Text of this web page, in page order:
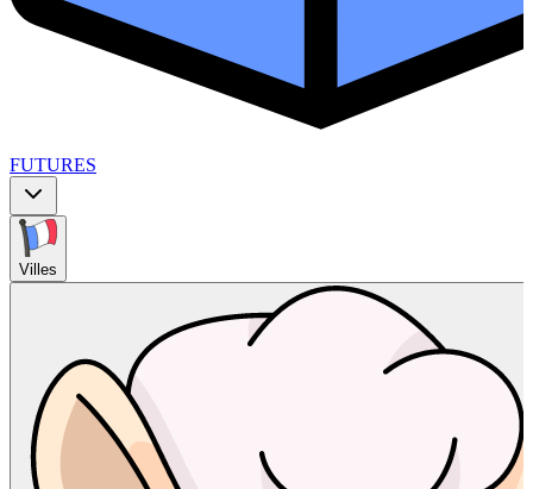
FUTURES
Villes